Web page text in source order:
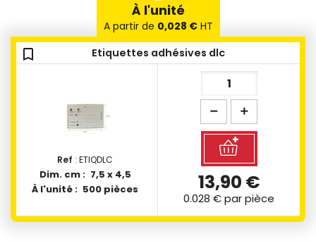
À l'unité
A partir de 0,028 €HT
bookmark_outline
Ref : ETIQDLC
Dim. cm : 7,5 x 4,5
À l'unité : 500 pièces
Etiquettes adhésives dlc
13,90 €
0.028 €par pièce